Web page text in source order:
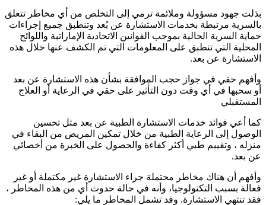
بذلت جهود مسؤولة وملائمة ترمي إلى التخلص من أي مخاطر تتعلق
بالسرية مرتبطة بخدمات الاستشارة عن بُعد وتنطبق جميع إجراءات
حماية السرية الحالية بموجب القوانين الاتحادية الإماراتية واللوائح
المحلية التي تنطبق على المعلومات التي تم الكشف عنها خلال هذه
الاستشارة عن بعد.
وأفهم حقي في جواز حجب الموافقة بشأن هذه الاستشارة عن بعد
أو سحبها في أي وقت دون التأثير على حقي في الرعاية أو العلاج
المستقبلي
كما أعي فوائد خدمات الاستشارة الطبية عن بعد مثل تحسين
الوصول إلى الرعاية الطبية من خلال تمكين المريض من البقاء في
منزله ، وتقييم طبي أكثر كفاءة والحصول على الخبرة من أخصائي
عن بعد.
وأفهم أن هناك مخاطر محتملة جراء الاستشارة غير مكتملة أو غير
فعالة بسبب التكنولوجيا، وأنه في حالة حدوث أي من هذه المخاطر ،
فقد تنتهي الاستشارة. وقد تشمل المخاطر ما يلي: